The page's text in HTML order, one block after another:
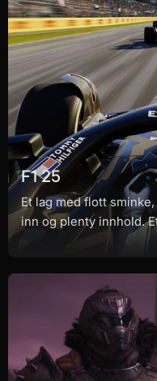
F1 25
Et lag med flott
inn og plenty innhold.